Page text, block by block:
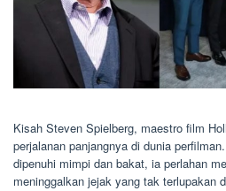
Kisah Steven Spielberg, maestro film
perjalanan panjangnya di dunia
dipenuhi mimpi dan bakat, ia perlahan
meninggalkan jejak yang tak terlupakan